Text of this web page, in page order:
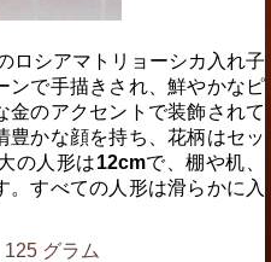
ロシアマトリョーシカ入れ子
ンで手描きされ、鮮やかなピ
金のアクセントで装飾されて
豊かな顔を持ち、花柄はセッ
の人形は12cmで、棚や机、
すべての人形は滑らかに入
グラム